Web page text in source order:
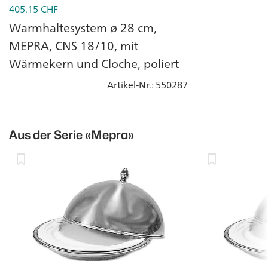
405.15 CHF
Warmhaltesystem ø 28 cm,
MEPRA, CNS 18/10, mit
Wärmekern und Cloche, poliert
Artikel-Nr.: 550287
Aus der Serie«Mepra»